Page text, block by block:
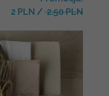
2 PLN / 2.50 PLN